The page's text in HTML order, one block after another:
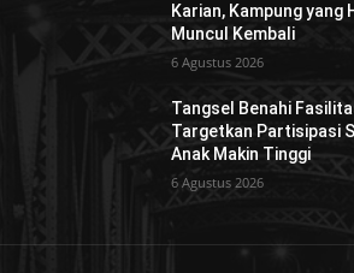
Karian, Kampung yang
Muncul Kembali
6 Agustus 2026
Tangsel Benahi
Targetkan Partisipasi
Anak Makin Tinggi
6 Agustus 2026